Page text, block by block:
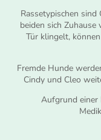
Rassetypischen
beiden sich
Tür klingelt,
Fremde Hunde
Cindy und Cleo
Aufgrund einer